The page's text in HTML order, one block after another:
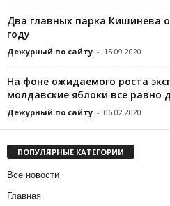
Два главных парка Кишинева
году
Дежурный по сайту - 15.09.2020
На фоне ожидаемого роста
молдавские яблоки все равно
Дежурный по сайту - 06.02.2020
ПОПУЛЯРНЫЕ КАТЕГОРИИ
Все новости
Главная